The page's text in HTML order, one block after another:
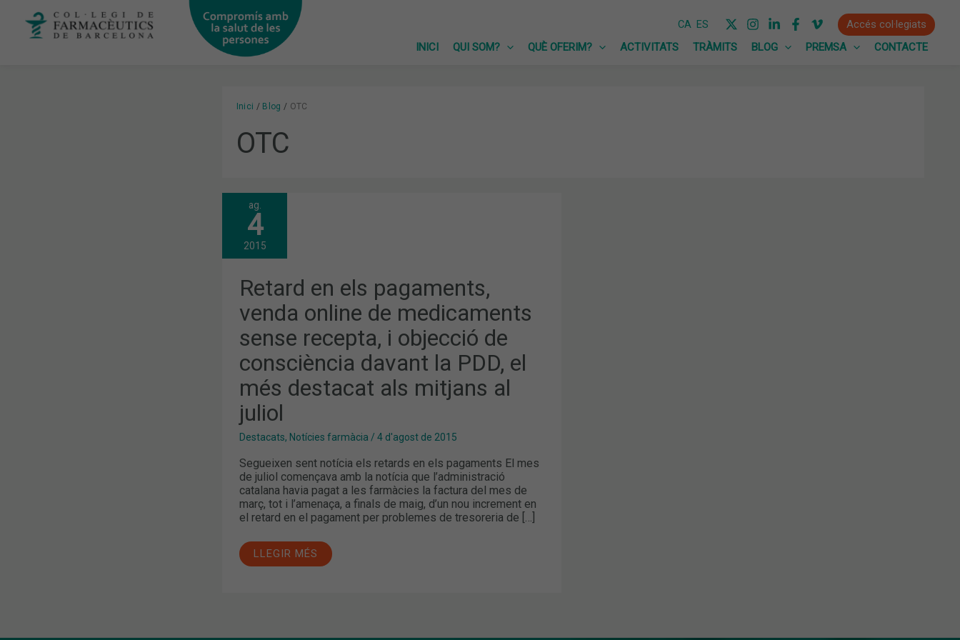
CA ES
Accés col·legiats
INICI
QUI SOM? QUÈ OFERIM? ACTIVITATS TRÀMITS BLOG PREMSA CONTACTE
Inici Blog OTC
OTC
ag.
4
2015
Retard en els pagaments,
venda online de medicaments
sense recepta, i objecció de
consciència davant la PDD, el
més destacat als mitjans al
juliol
Destacats, Notícies farmàcia / 4 d'agost de 2015
Segueixen sent notícia els retards en els pagaments El mes
de juliol començava amb la notícia que l’administració
catalana havia pagat a les farmàcies la factura del mes de
març, tot i l’amenaça, a finals de maig, d’un nou increment en
el retard en el pagament per problemes de tresoreria de […]
RETARD
EN
ELS
PAGAMENTS,
VENDA
MEDICAMENTS
SENSE
RECEPTA,
I
OBJECCIÓ
DE
CONSCIÈNCIA
DAVANT
LA
PDD,
EL
MÉS
DESTACAT
MITJANS
JULIOL
LLEGIR MÉS